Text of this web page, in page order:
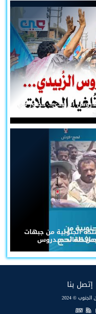
الزُبيدي... حضورٌ في
الجنوبية من جبهات
القائد عيدروس
إتصل بنا
© 2024
EN